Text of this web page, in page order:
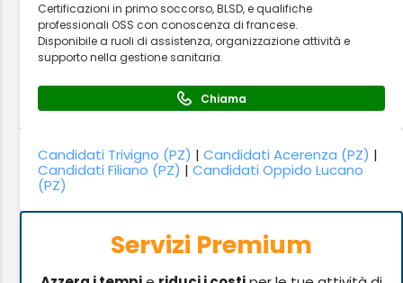
Certificazioni in primo soccorso, BLSD, e qualifiche
professionali OSS con conoscenza di francese.
Disponibile a ruoli di assistenza, organizzazione attività e
supporto nella gestione sanitaria.
Chiama
Candidati Trivigno (PZ) |Candidati Acerenza (PZ) |
Candidati Filiano (PZ) |Candidati Oppido Lucano
(PZ)
Servizi Premium